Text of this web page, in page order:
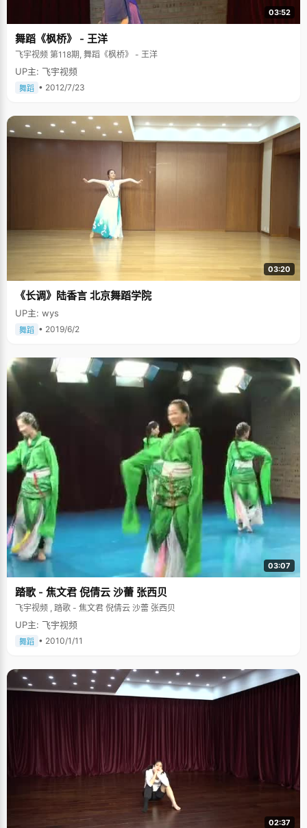
03:52
舞蹈《枫桥》 - 王洋
飞宇视频 第118期, 舞蹈《枫桥》 - 王洋
UP主: 飞宇视频
舞蹈 • 2012/7/23
03:20
《长调》陆香言 北京舞蹈学院
UP主: wys
舞蹈 • 2019/6/2
03:07
踏歌 - 焦文君 倪倩云 沙蕾 张西贝
飞宇视频 , 踏歌 - 焦文君 倪倩云 沙蕾 张西贝
UP主: 飞宇视频
舞蹈 • 2010/1/11
02:37